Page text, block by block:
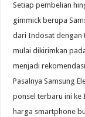
Setiap pembelian
gimmick berupa
dari Indosat dengan
mulai dikirimkan
menjadi
Pasalnya Samsung
ponsel terbaru ini ke
harga smartphone